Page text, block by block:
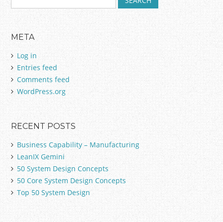
e
a
c
f
o
r
:
META
Log in
Entries feed
Comments feed
WordPress.org
RECENT POSTS
Business Capability – Manufacturing
LeanIX Gemini
50 System Design Concepts
50 Core System Design Concepts
Top 50 System Design